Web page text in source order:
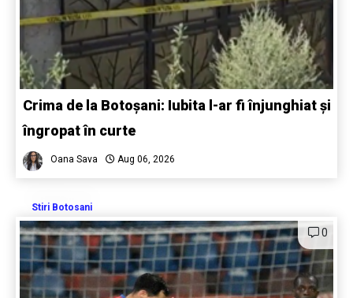
Crima de la Botoșani: Iubita l-ar fi înjunghiat și
îngropat în curte
Oana Sava Aug 06, 2026
Stiri Botosani
0